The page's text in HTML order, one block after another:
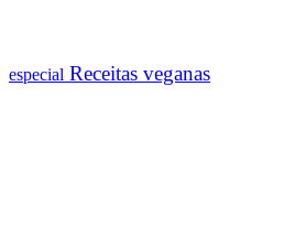
especial Receitas veganas